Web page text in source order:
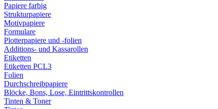
Papiere farbig
Strukturpapiere
Motivpapiere
Formulare
Plotterpapiere und -folien
Additions- und Kassarollen
Etiketten
Etiketten PCL3
Folien
Durchschreibpapiere
Blöcke, Bons, Lose, Eintrittskontrollen
Tinten & Toner